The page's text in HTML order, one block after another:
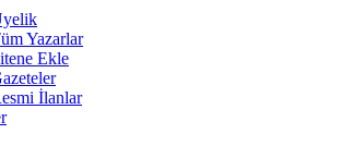
Yazarlar
Ekle
İlanlar